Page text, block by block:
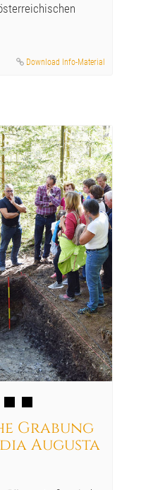
Download Info-Material
Grabung
Augusta